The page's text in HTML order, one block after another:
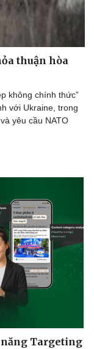
thuận hòa
không chính thức”
với Ukraine, trong
yêu cầu NATO
Targeting